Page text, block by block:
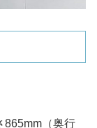
865mm（奥行